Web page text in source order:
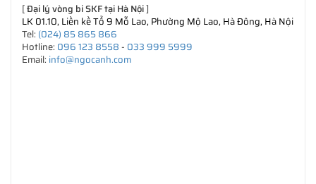
[Đại lý vòng bi SKF tại Hà Nội]
LK 01.10, Liền kề Tổ 9 Mỗ Lao, Phường Mộ Lao, Hà Đông, Hà Nội
Tel: (024) 85 865 866
Hotline: 096 123 8558- 033 999 5999
Email: info@ngocanh.com